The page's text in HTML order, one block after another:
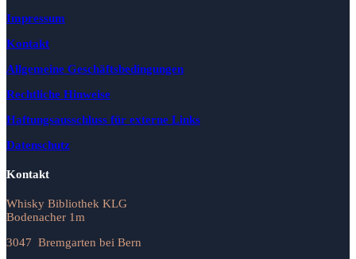
Impressum
Kontakt
Allgemeine Geschäftsbedingungen
Rechtliche Hinweise
Haftungsausschluss für externe Links
Datenschutz
Kontakt
Whisky Bibliothek KLG
Bodenacher 1m
3047 Bremgarten bei Bern